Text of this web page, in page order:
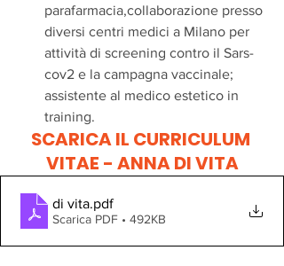
parafarmacia,collaborazione presso
diversi centri medici a Milano per
attività di screening contro il Sars-
cov2 e la campagna vaccinale;
assistente al medico estetico in
training.
SCARICA IL CURRICULUM
VITAE - ANNA DI VITA
di vita.pdf
Scarica PDF • 492KB